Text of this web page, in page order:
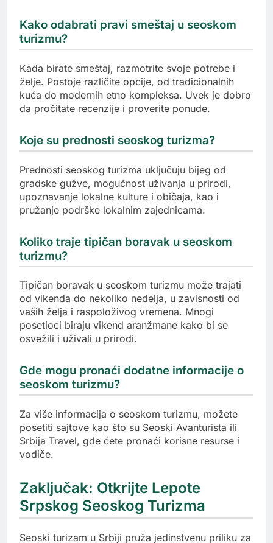
Kako odabrati pravi smeštaj u seoskom
turizmu?
Kada birate smeštaj, razmotrite svoje potrebe i
želje. Postoje različite opcije, od tradicionalnih
kuća do modernih etno kompleksa. Uvek je dobro
da pročitate recenzije i proverite ponude.
Koje su prednosti seoskog turizma?
Prednosti seoskog turizma uključuju bijeg od
gradske gužve, mogućnost uživanja u prirodi,
upoznavanje lokalne kulture i običaja, kao i
pružanje podrške lokalnim zajednicama.
Koliko traje tipičan boravak u seoskom
turizmu?
Tipičan boravak u seoskom turizmu može trajati
od vikenda do nekoliko nedelja, u zavisnosti od
vaših želja i raspoloživog vremena. Mnogi
posetioci biraju vikend aranžmane kako bi se
osvežili i uživali u prirodi.
Gde mogu pronaći dodatne informacije o
seoskom turizmu?
Za više informacija o seoskom turizmu, možete
posetiti sajtove kao što su Seoski Avanturista ili
Srbija Travel, gde ćete pronaći korisne resurse i
vodiče.
Zaključak: Otkrijte Lepote
Srpskog Seoskog Turizma
Seoski turizam u Srbiji pruža jedinstvenu priliku za